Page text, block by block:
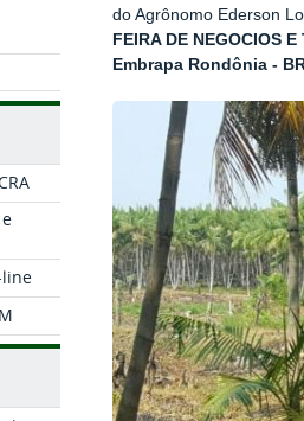
line
do Agrônomo Ederson
FEIRA DE NEGOCIOS
Embrapa Rondônia -